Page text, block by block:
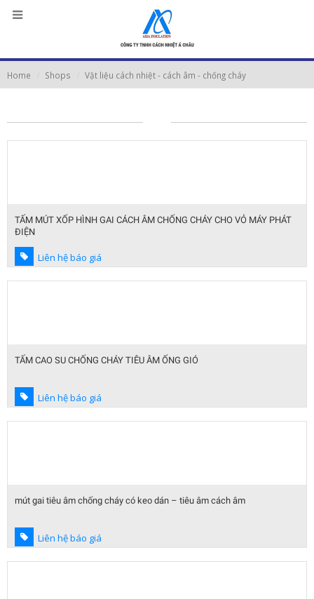
Home Shops Vật liệu cách nhiệt - cách âm - chống cháy
TẤM MÚT XỐP HÌNH GAI CÁCH ÂM CHỐNG CHÁY CHO VỎ MÁY PHÁT
ĐIỆN
Liên hệ báo giá
TẤM CAO SU CHỐNG CHÁY TIÊU ÂM ỐNG GIÓ
Liên hệ báo giá
mút gai tiêu âm chống cháy có keo dán – tiêu âm cách âm
Liên hệ báo giá